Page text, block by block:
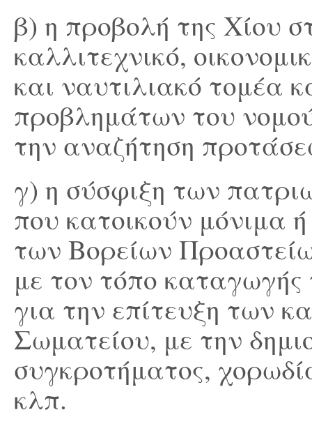
β) η προβολή της Χίου
καλλιτεχνικό,
και ναυτιλιακό τομέα
προβλημάτων του
την αναζήτηση
γ) η σύσφιξη των
που κατοικούν μόνιμα
των Βορείων
με τον τόπο καταγωγής
για την επίτευξη των
Σωματείου, με την
συγκροτήματος,
κλπ.